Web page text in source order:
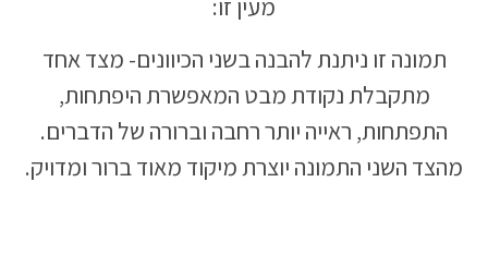
מעין זו:
תמונה זו ניתנת להבנה בשני הכיוונים- מצד אחד
מתקבלת נקודת מבט המאפשרת היפתחות,
התפתחות, ראייה יותר רחבה וברורה של הדברים.
מהצד השני התמונה יוצרת מיקוד מאוד ברור ומדויק.